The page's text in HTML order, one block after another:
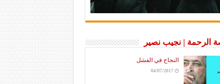
الرحمة | نجيب نصير
النجاح في الفشل
04/07/2017